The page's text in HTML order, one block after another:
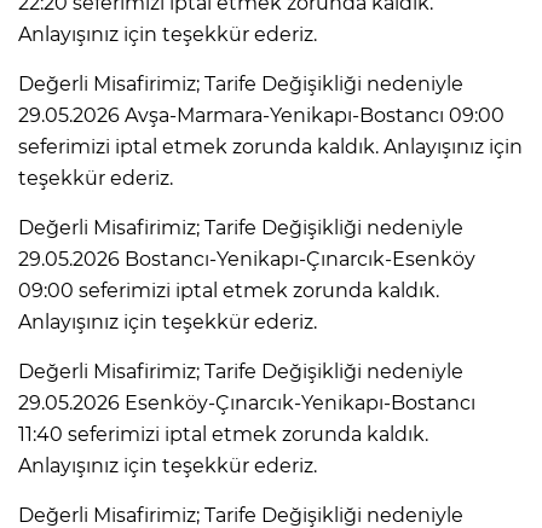
Anlayışınız için teşekkür ederiz.
Değerli Misafirimiz; Tarife Değişikliği nedeniyle
29.05.2026 Avşa-Marmara-Yenikapı-Bostancı 09:00
seferimizi iptal etmek zorunda kaldık. Anlayışınız için
teşekkür ederiz.
Değerli Misafirimiz; Tarife Değişikliği nedeniyle
29.05.2026 Bostancı-Yenikapı-Çınarcık-Esenköy
09:00 seferimizi iptal etmek zorunda kaldık.
Anlayışınız için teşekkür ederiz.
Değerli Misafirimiz; Tarife Değişikliği nedeniyle
29.05.2026 Esenköy-Çınarcık-Yenikapı-Bostancı
11:40 seferimizi iptal etmek zorunda kaldık.
Anlayışınız için teşekkür ederiz.
Değerli Misafirimiz; Tarife Değişikliği nedeniyle